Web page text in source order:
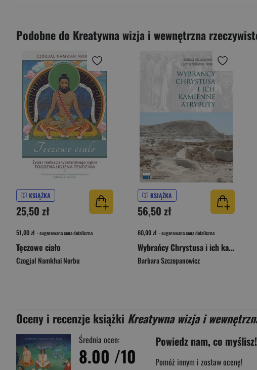
Podobne do Kreatywna wizja i wewnętrzna
KSIĄŻKA
25,50 zł
51,00 zł - sugerowana cena detaliczna
Tęczowe ciało
Czogjal Namkhai Norbu
KSIĄŻKA
56,50 zł
60,00 zł - sugerowana cena detaliczna
Wybrańcy Chrystusa i ich kamienne atrybuty
Barbara Szczepanowicz
Oceny i recenzje książki Kreatywna wizja i
Średnia ocen:
8.00 /10
Powiedz nam, co myślisz!
Pomóż innym i zostaw ocenę!